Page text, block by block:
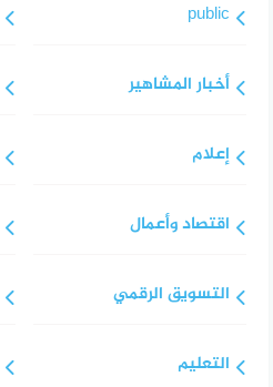
public
أخبار المشاهير
إعلام
اقتصاد وأعمال
التسويق الرقمي
التعليم